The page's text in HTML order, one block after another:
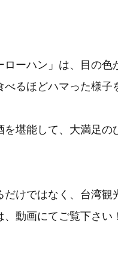
ーハン」は、目の色
るほどハマった様子
堪能して、大満足の
だけではなく、台湾
動画にてご覧下さい